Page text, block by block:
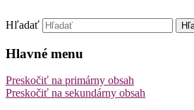
Sweet cakes bakery
Hľadať
Hlavné menu
Preskočiť na primárny obsah
Preskočiť na sekundárny obsah